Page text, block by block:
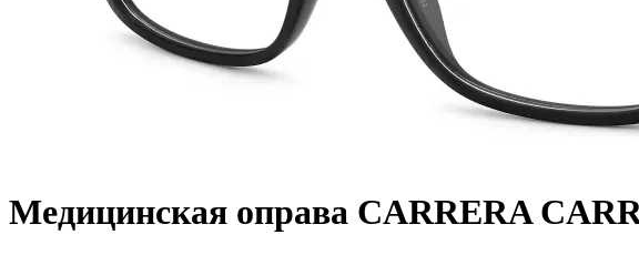
Медицинская оправа CARRERA